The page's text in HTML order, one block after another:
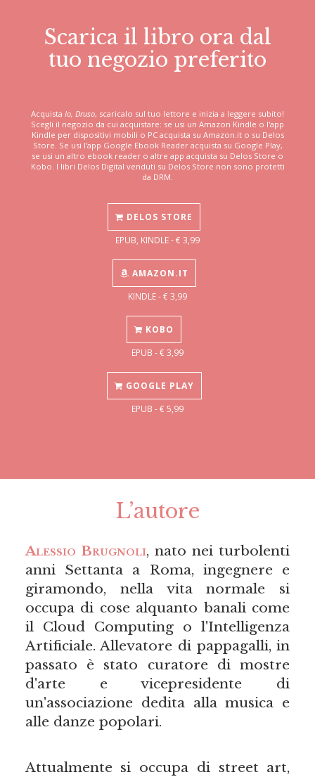
Scarica il libro ora dal
tuo negozio preferito
Acquista Io, Druso, scaricalo sul tuo lettore e inizia a leggere subito!
Scegli il negozio da cui acquistare: se usi un Amazon Kindle o l'app
Kindle per dispositivi mobili o PC acquista su Amazon.it o su Delos
Store. Se usi l'app Google Ebook Reader acquista su Google Play,
se usi un altro ebook reader o altre app acquista su Delos Store o
Kobo. I libri Delos Digital venduti su Delos Store non sono protetti
da DRM.
DELOS STORE
EPUB, KINDLE - € 3,99
AMAZON.IT
KINDLE - € 3,99
KOBO
EPUB - € 3,99
GOOGLE PLAY
EPUB - € 5,99
L’autore
Alessio Brugnoli, nato nei turbolenti
anni Settanta a Roma, ingegnere e
giramondo, nella vita normale si
occupa di cose alquanto banali come
il Cloud Computing o l'Intelligenza
Artificiale. Allevatore di pappagalli, in
passato è stato curatore di mostre
d'arte e vicepresidente di
un'associazione dedita alla musica e
alle danze popolari.
Attualmente si occupa di street art,